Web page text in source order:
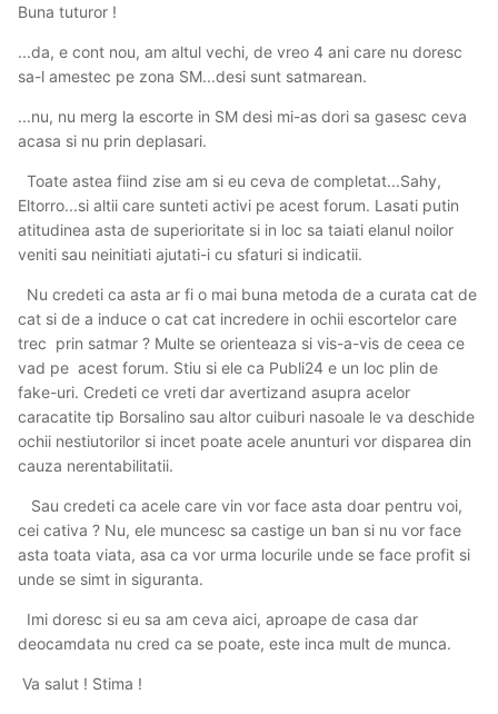
Buna tuturor !
...da, e cont nou, am altul vechi, de vreo 4 ani care nu doresc
sa-l amestec pe zona SM...desi sunt satmarean.
...nu, nu merg la escorte in SM desi mi-as dori sa gasesc ceva
acasa si nu prin deplasari.
Toate astea fiind zise am si eu ceva de completat...Sahy,
Eltorro...si altii care sunteti activi pe acest forum. Lasati putin
atitudinea asta de superioritate si in loc sa taiati elanul noilor
veniti sau neinitiati ajutati-i cu sfaturi si indicatii.
Nu credeti ca asta ar fi o mai buna metoda de a curata cat de
cat si de a induce o cat cat incredere in ochii escortelor care
trec prin satmar ? Multe se orienteaza si vis-a-vis de ceea ce
vad pe acest forum. Stiu si ele ca Publi24 e un loc plin de
fake-uri. Credeti ce vreti dar avertizand asupra acelor
caracatite tip Borsalino sau altor cuiburi nasoale le va deschide
ochii nestiutorilor si incet poate acele anunturi vor disparea din
cauza nerentabilitatii.
Sau credeti ca acele care vin vor face asta doar pentru voi,
cei cativa ? Nu, ele muncesc sa castige un ban si nu vor face
asta toata viata, asa ca vor urma locurile unde se face profit si
unde se simt in siguranta.
Imi doresc si eu sa am ceva aici, aproape de casa dar
deocamdata nu cred ca se poate, este inca mult de munca.
Va salut ! Stima !